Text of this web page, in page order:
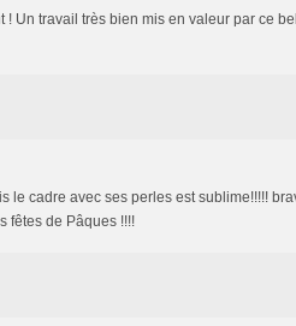
Un travail très bien mis en valeur par ce bel
le cadre avec ses perles est sublime!!!!!
fêtes de Pâques !!!!